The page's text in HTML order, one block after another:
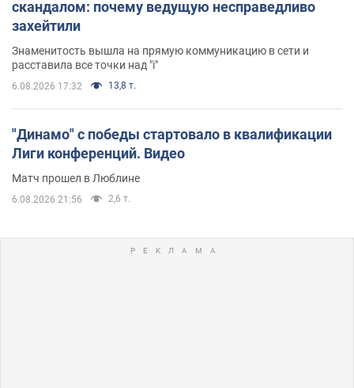
скандалом: почему ведущую несправедливо
захейтили
Знаменитость вышла на прямую коммуникацию в сети и
расставила все точки над "i"
6.08.2026 17:32 13,8 т.
"Динамо" с победы стартовало в квалификации
Лиги конференций. Видео
Матч прошел в Люблине
6.08.2026 21:56 2,6 т.